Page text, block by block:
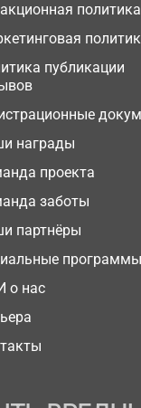
политика
публикации
награды
проекта
заботы
партнёры
программы
о нас